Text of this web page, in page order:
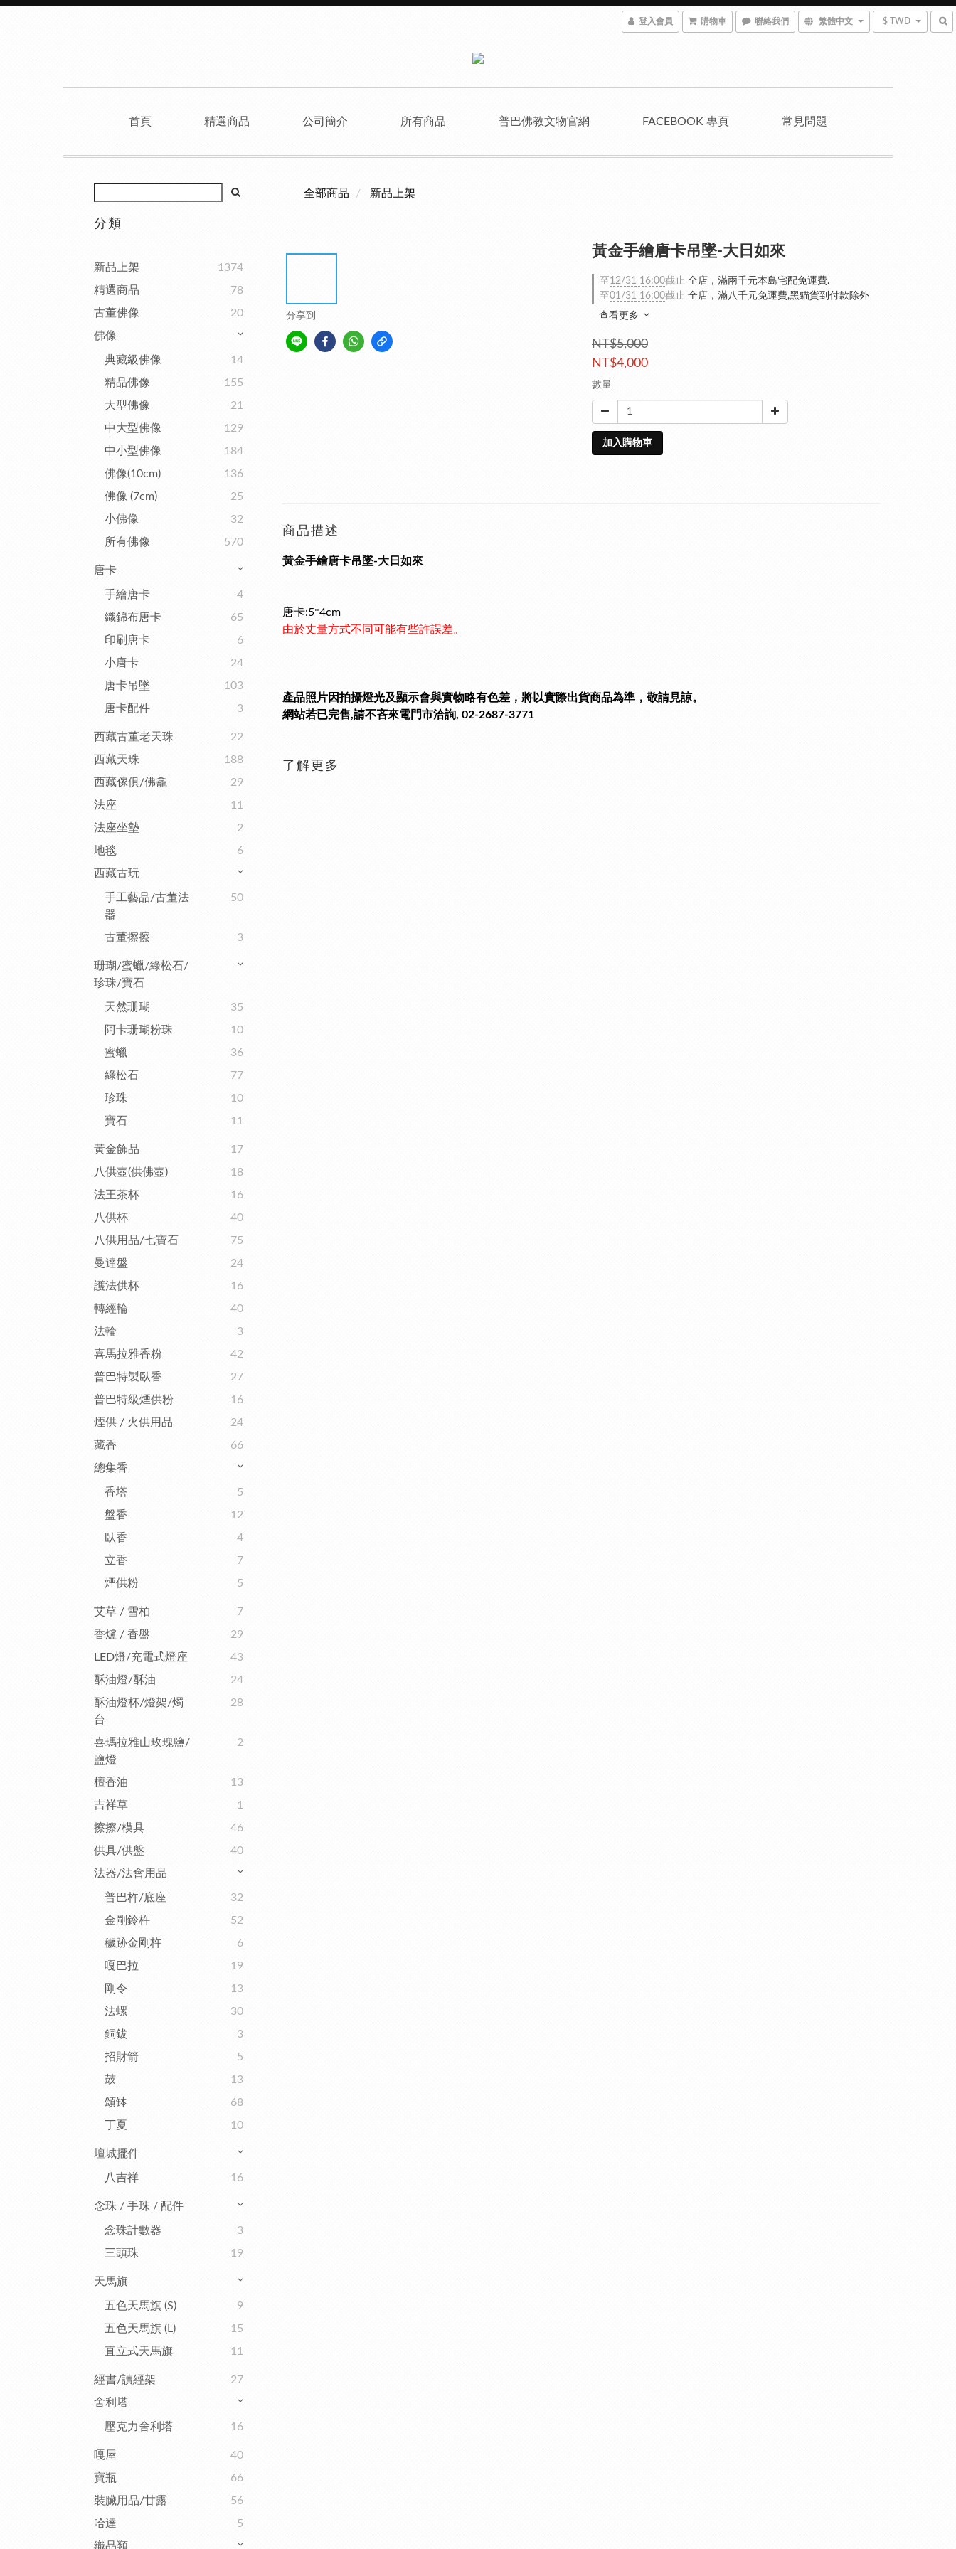
登入會員 購物車 聯絡我們 繁體中文 $ TWD
首頁 精選商品 公司簡介 所有商品 普巴佛教文物官網 FACEBOOK 專頁 常見問題
分類
新品上架
1374
精選商品
78
古董佛像
20
佛像
典藏級佛像
14
精品佛像
155
大型佛像
21
中大型佛像
129
中小型佛像
184
佛像(10cm)
136
佛像 (7cm)
25
小佛像
32
所有佛像
570
唐卡
手繪唐卡
4
織錦布唐卡
65
印刷唐卡
6
小唐卡
24
唐卡吊墜
103
唐卡配件
3
西藏古董老天珠
22
西藏天珠
188
西藏傢俱/佛龕
29
法座
11
法座坐墊
2
地毯
6
西藏古玩
手工藝品/古董法
器
50
古董擦擦 3
珊瑚/蜜蠟/綠松石/
珍珠/寶石
天然珊瑚
35
阿卡珊瑚粉珠
10
蜜蠟
36
綠松石
77
珍珠
10
寶石
11
黃金飾品
17
八供壺(供佛壺)
18
法王茶杯
16
八供杯
40
八供用品/七寶石
75
曼達盤
24
護法供杯
16
轉經輪
40
法輪
3
喜馬拉雅香粉
42
普巴特製臥香
27
普巴特級煙供粉
16
煙供 / 火供用品
24
藏香
66
總集香
香塔
5
盤香
12
臥香
4
立香
7
煙供粉
5
艾草 / 雪柏
7
香爐 / 香盤
29
LED燈/充電式燈座
43
酥油燈/酥油
24
酥油燈杯/燈架/燭
台
28
喜瑪拉雅山玫瑰鹽/
鹽燈
2
檀香油
13
吉祥草
1
擦擦/模具
46
供具/供盤
40
法器/法會用品
普巴杵/底座
32
金剛鈴杵
52
穢跡金剛杵
6
嘎巴拉
19
剛令
13
法螺
30
銅鈸
3
招財箭
5
鼓
13
頌缽
68
丁夏
10
壇城擺件
八吉祥 16
念珠 / 手珠 / 配件
念珠計數器
3
三頭珠
19
天馬旗
五色天馬旗 (S)
9
五色天馬旗 (L)
15
直立式天馬旗
11
經書/讀經架
27
舍利塔
壓克力舍利塔 16
嘎屋
40
寶瓶
66
裝臟用品/甘露
56
哈達
5
織品類
全部商品 新品上架
分享到
黃金手繪唐卡吊墜-大日如來
至 12/31 16:00截止 全店，滿兩千元本島宅配免運費.
至01/31 16:00截止 全店，滿八千元免運費,黑貓貨到付款除外
查看更多
NT$5,000
NT$4,000
數量
加入購物車
商品描述
黃金手繪唐卡吊墜-大日如來
唐卡:5*4cm
由於丈量方式不同可能有些許誤差。
產品照片因拍攝燈光及顯示會與實物略有色差，將以實際出貨商品為準，敬請見諒。
網站若已完售,請不吝來電門市洽詢, 02-2687-3771
了解更多